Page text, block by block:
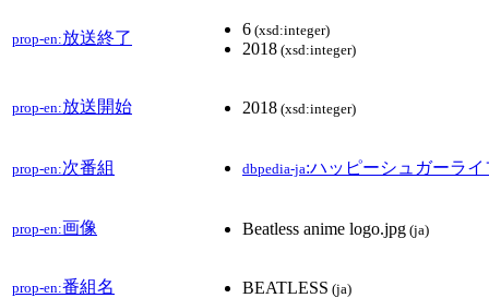
prop-en:放送終了 6 (xsd:integer)
2018 (xsd:integer)
prop-en:放送開始 2018 (xsd:integer)
prop-en:次番組 dbpedia-ja:ハッピーシュガーライ
prop-en:画像 Beatless anime logo.jpg (ja)
prop-en:番組名 BEATLESS (ja)